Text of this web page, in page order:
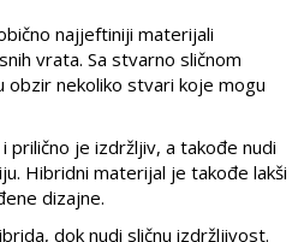
najjeftiniji materijali
vrata. Sa stvarno sličnom
nekoliko stvari koje mogu
prilično je izdržljiv, a takođe nudi
Hibridni materijal je takođe lakši
dizajne.
dok nudi sličnu izdržljivost.